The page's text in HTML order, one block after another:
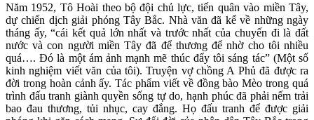
Năm 1952, Tô Hoài theo bộ đội chủ lực, tiến quân vào miền Tây,
dự chiến dịch giải phóng Tây Bắc. Nhà văn đã kể về những ngày
tháng ấy, “cái kết quả lớn nhất và trước nhất của chuyến đi là đất
nước và con người miền Tây đã để thương để nhờ cho tôi nhiều
quá…. Đó là một ám ảnh mạnh mẽ thúc đẩy tôi sáng tác” (Một số
kinh nghiệm viết văn của tôi). Truyện vợ chồng A Phủ đã được ra
đời trong hoàn cảnh ấy. Tác phẩm viết về đồng bào Mèo trong quá
trình đấu tranh giành quyền sống tự do, hạnh phúc đã phải nếm trải
bao đau thương, tủi nhục, cay đắng. Họ đấu tranh để được giải